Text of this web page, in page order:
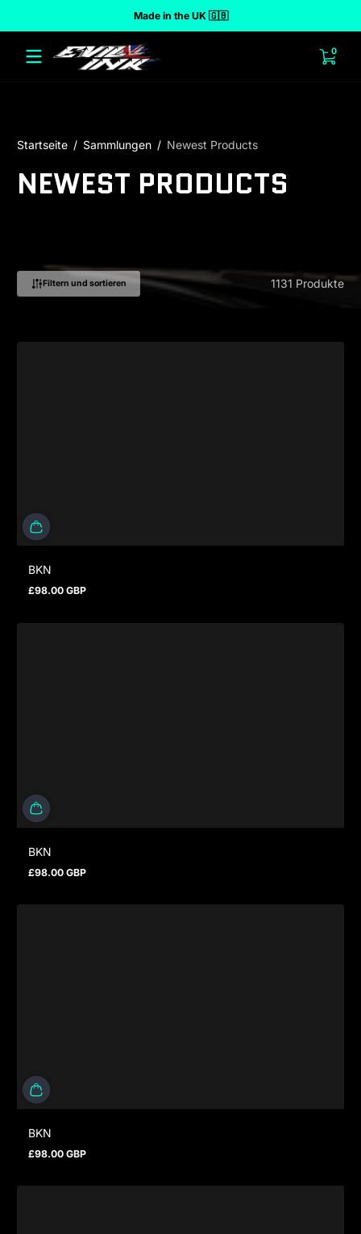
Made in the UK 🇬🇧
00
Startseite Sammlungen Newest Products
NEWEST PRODUCTS
Filtern und sortieren 1131 Produkte
BKN
Regulärer Preis
£98.00 GBP
BKN
Regulärer Preis
£98.00 GBP
BKN
Regulärer Preis
£98.00 GBP